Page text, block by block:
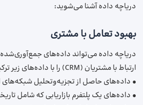
دریاچه داده آشنا می‌شوید:
بهبود تعامل با مشتری
دریاچه داده می‌تواند داده‌های
ارتباط با مشتریان (CRM) را با داده‌های زیر ترکیب کند:
• داده‌های حاصل از تجزیه‌وتحلیل شبکه‌های
• داده‌های یک پلتفرم بازاریابی که شامل